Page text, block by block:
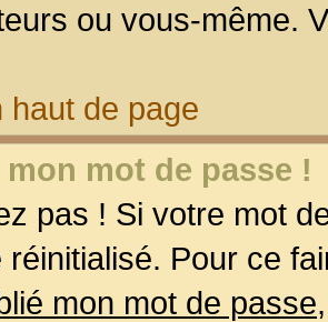
ou vous-même.
haut de page
mot de passe !
pas ! Si votre mot
réinitialisé. Pour ce
mon mot de passe